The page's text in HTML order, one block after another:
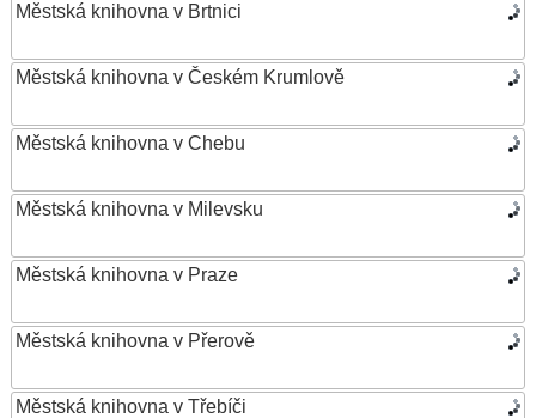
Městská knihovna v Brtnici
Městská knihovna v Českém Krumlově
Městská knihovna v Chebu
Městská knihovna v Milevsku
Městská knihovna v Praze
Městská knihovna v Přerově
Městská knihovna v Třebíči